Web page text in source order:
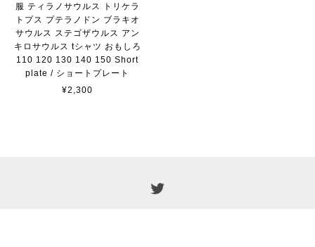
服 ティラノサウルス トリケラ
トプス プテラノドン ブラキオ
サウルス ステゴザウルス アン
キロサウルス tシャツ おもしろ
110 120 130 140 150 Short
plate / ショートプレート
¥2,300